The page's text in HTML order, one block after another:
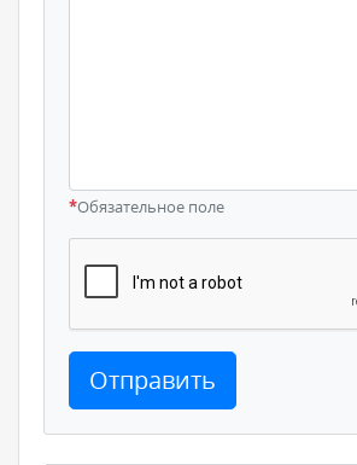
*Обязательное поле
Отправить